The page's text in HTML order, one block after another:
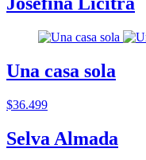
Una casa sola
$36.499
Selva Almada